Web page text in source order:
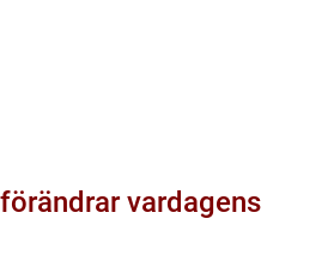
vardagens